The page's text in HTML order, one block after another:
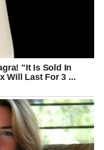
trenuci.
i mogućnost
konačno donosi